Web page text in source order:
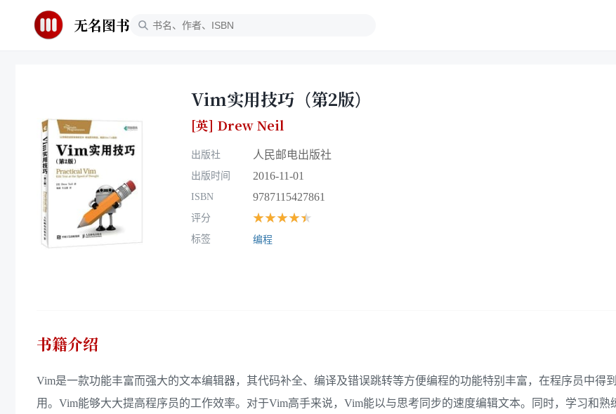
无名图书
Vim实用技巧（第2版）
[英] Drew Neil
出版社 人民邮电出版社
出版时间 2016-11-01
ISBN 9787115427861
评分 ★★★★★
标签 编程
书籍介绍
Vim是一款功能丰富而强大的文本编辑器，其代码补全、编译及错误跳转等方便编程的功能特别丰富，在程序员中得
用。Vim能够大大提高程序员的工作效率。对于Vim高手来说，Vim能以与思考同步的速度编辑文本。同时，学习和熟